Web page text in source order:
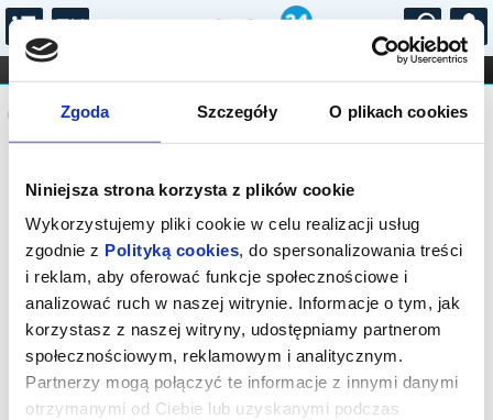
Zgoda Szczegóły O plikach cookies
Niniejsza strona korzysta z plików cookie
Wykorzystujemy pliki cookie w celu realizacji usług
zgodnie z Polityką cookies, do spersonalizowania treści
i reklam, aby oferować funkcje społecznościowe i
analizować ruch w naszej witrynie. Informacje o tym, jak
korzystasz z naszej witryny, udostępniamy partnerom
społecznościowym, reklamowym i analitycznym.
Partnerzy mogą połączyć te informacje z innymi danymi
otrzymanymi od Ciebie lub uzyskanymi podczas
...
FILHARMONIA OPERA I BALET
STAND-UP
DLA DZIECI
Komunikat
Sprzedaż biletów on-line na wydarzenie
została zakończona.